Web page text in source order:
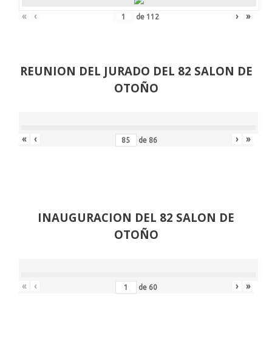
« ‹ de 112 › »
REUNION DEL JURADO DEL 82 SALON DE
OTOÑO
« ‹ de 86 › »
INAUGURACION DEL 82 SALON DE
OTOÑO
« ‹ de 60 › »